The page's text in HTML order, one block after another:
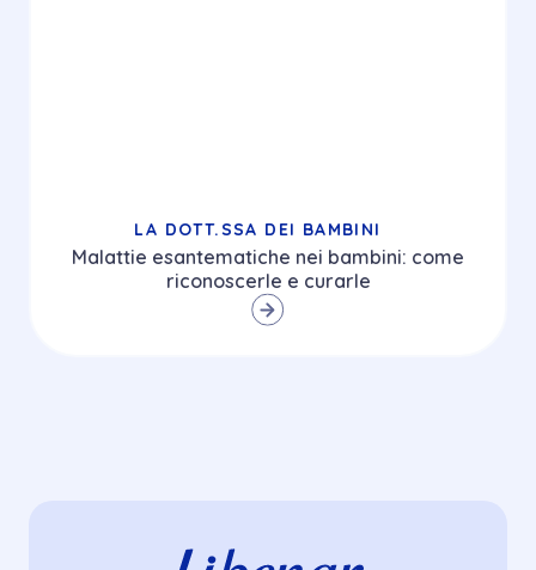
LA DOTT.SSA DEI BAMBINI
Malattie esantematiche nei bambini: come
riconoscerle e curarle